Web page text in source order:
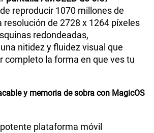
reproducir 1070 millones de
resolución de 2728 x 1264 píxeles
redondeadas,
nitidez y fluidez visual que
completo la forma en que ves tu
y memoria de sobra con MagicOS
plataforma móvil